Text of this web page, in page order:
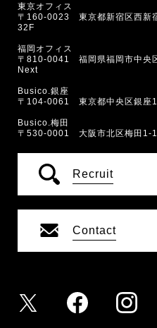
東京オフィス
〒160-0023 東京都新宿区西新
32F
福岡オフィス
〒810-0041 福岡県福岡市中央
Next
Busico.銀座
〒104-0061 東京都中央区銀座
Busico.梅田
〒530-0001 大阪市北区梅田1-
Recruit
Contact